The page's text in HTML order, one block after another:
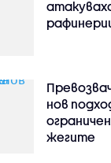
нов
жегите